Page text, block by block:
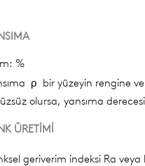
%
ρ bir yüzeyin rengine
olursa, yansıma
ÜRETİMİ
geriverim indeksi Ra